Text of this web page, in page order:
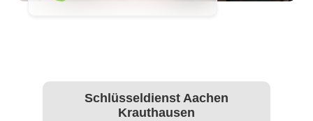
Schlüsseldienst Aachen
Krauthausen